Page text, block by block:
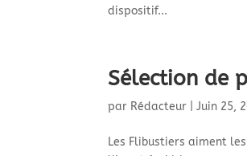
dispositif...
Sélection de
par Rédacteur |Juin 25,
Les Flibustiers aiment